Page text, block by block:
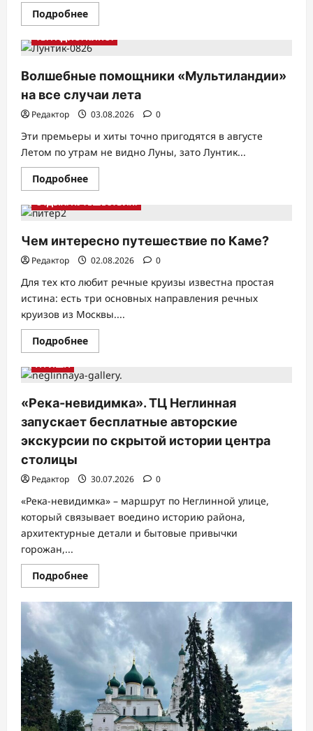
ПодробнееПрочитать
больше
6
вариантов
за
15
минут:
сытно,
быстро
и
ТВ. РАДИО. КИНО.
Волшебные помощники «Мультиландии»
на все случаи лета
Редактор 03.08.2026 0
Эти премьеры и хиты точно пригодятся в августе
Летом по утрам не видно Луны, зато Лунтик...
ПодробнееПрочитать
больше
Волшебные
на
все
случаи
лета
ОТДЫХ. ПУТЕШЕСТВИЯ.
Чем интересно путешествие по Каме?
Редактор 02.08.2026 0
Для тех кто любит речные круизы известна простая
истина: есть три основных направления речных
круизов из Москвы....
ПодробнееПрочитать
больше
Чем
интересно
по
Каме?
АФИША
«Река-невидимка». ТЦ Неглинная
запускает бесплатные авторские
экскурсии по скрытой истории центра
столицы
Редактор 30.07.2026 0
«Река-невидимка» – маршрут по Неглинной улице,
который связывает воедино историю района,
архитектурные детали и бытовые привычки
горожан,...
ПодробнееПрочитать
больше
«Река-
невидимка».
ТЦ
Неглинная
запускает
бесплатные
авторские
экскурсии
скрытой
истории
центра
столицы